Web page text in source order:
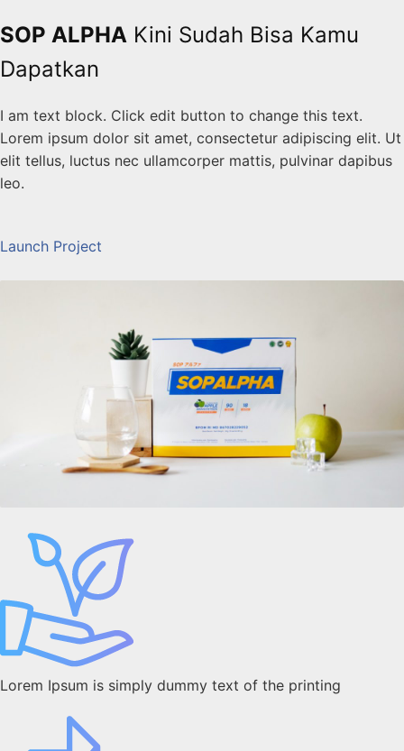
to
SOP ALPHA Kini Sudah Bisa Kamu
Dapatkan
I am text block. Click edit button to change this text.
Lorem ipsum dolor sit amet, consectetur adipiscing elit. Ut
elit tellus, luctus nec ullamcorper mattis, pulvinar dapibus
leo.
Launch Project
Lorem Ipsum is simply dummy text of the printing